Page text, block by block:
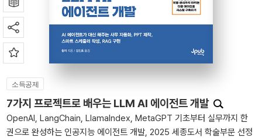
소득공제
7가지 프로젝트로 배우는 LLM AI 에이전트 개발
OpenAI, LangChain, LlamaIndex, MetaGPT 기초부터 실무까지 한
권으로 완성하는 인공지능 에이전트 개발, 2025 세종도서 학술부문 선정